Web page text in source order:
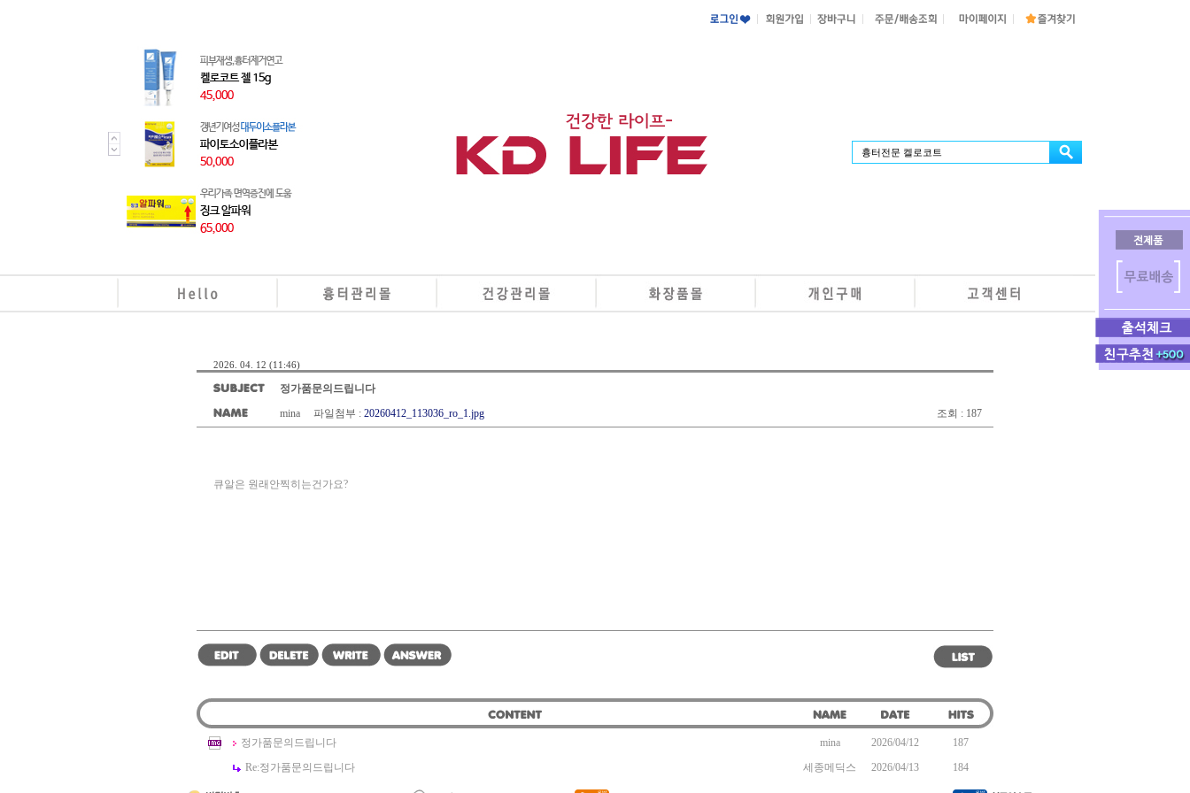
2026. 04. 12 (11:46)
정가품문의드립니다
mina 파일첨부 : 20260412_113036_ro_1.jpg 조회 : 187
큐알은 원래안찍히는건가요?
정가품문의드립니다 mina 2026/04/12
187
Re:정가품문의드립니다 세종메딕스 2026/04/13 184